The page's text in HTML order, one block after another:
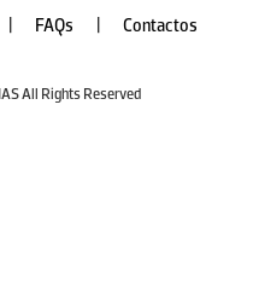
FAQs Contactos
All Rights Reserved